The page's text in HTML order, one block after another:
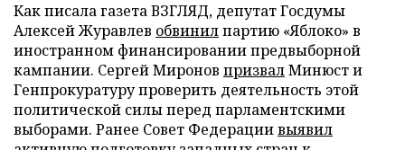
Как писала газета ВЗГЛЯД, депутат Госдумы
Алексей Журавлев обвинилпартию «Яблоко» в
иностранном финансировании предвыборной
кампании. Сергей Миронов призвалМинюст и
Генпрокуратуру проверить деятельность этой
политической силы перед парламентскими
выборами. Ранее Совет Федерациивыявил